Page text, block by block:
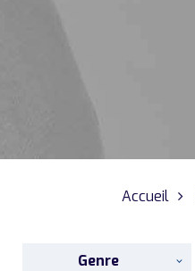
Accueil
Genre